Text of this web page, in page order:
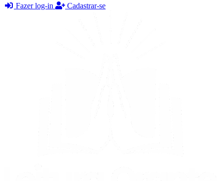
Fazer log-in
Cadastrar-se